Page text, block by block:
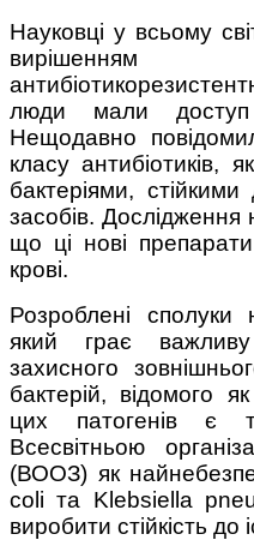
Науковці у всьому
люди мали доступ
Нещодавно
класу антибіотиків,
бактеріями,
засобів. Дослідження
що ці нові препарати
крові.
Розроблені сполуки
який грає
захисного
бактерій, відомого
цих патогенів є
Всесвітньою
(ВООЗ) як
coli та Klebsiella
виробити стійкість до